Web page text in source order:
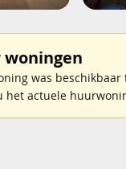
woningen
was
het actuele